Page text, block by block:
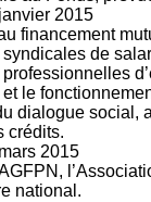
janvier 2015
financement
de
et le
dialogue social,
crédits.
mars 2015
national.